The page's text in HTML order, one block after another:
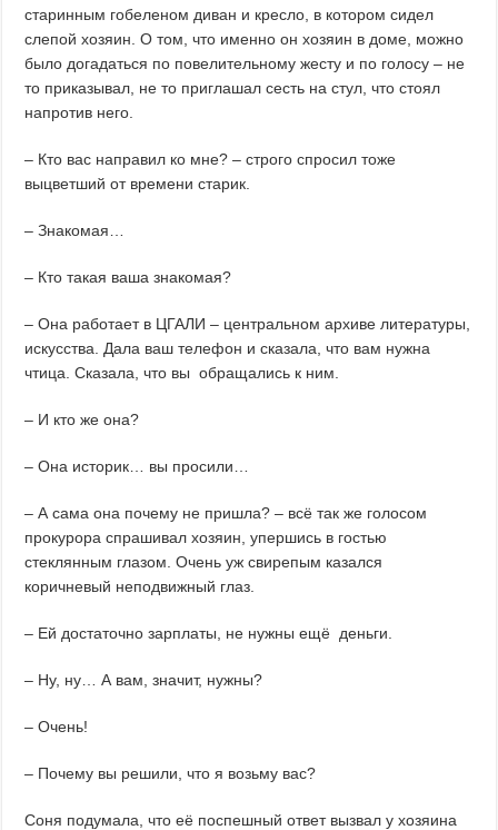
старинным гобеленом диван и кресло, в котором сидел
слепой хозяин. О том, что именно он хозяин в доме, можно
было догадаться по повелительному жесту и по голосу – не
то приказывал, не то приглашал сесть на стул, что стоял
напротив него.
– Кто вас направил ко мне? – строго спросил тоже
выцветший от времени старик.
– Знакомая…
– Кто такая ваша знакомая?
– Она работает в ЦГАЛИ – центральном архиве литературы,
искусства. Дала ваш телефон и сказала, что вам нужна
чтица. Сказала, что вы обращались к ним.
– И кто же она?
– Она историк… вы просили…
– А сама она почему не пришла? – всё так же голосом
прокурора спрашивал хозяин, упершись в гостью
стеклянным глазом. Очень уж свирепым казался
коричневый неподвижный глаз.
– Ей достаточно зарплаты, не нужны ещё деньги.
– Ну, ну… А вам, значит, нужны?
– Очень!
– Почему вы решили, что я возьму вас?
Соня подумала, что её поспешный ответ вызвал у хозяина